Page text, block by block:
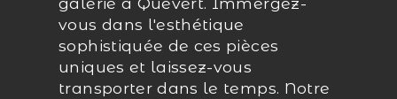
vous dans l'esthétique
sophistiquée de ces pièces
uniques et laissez-vous
transporter dans le temps. Notre